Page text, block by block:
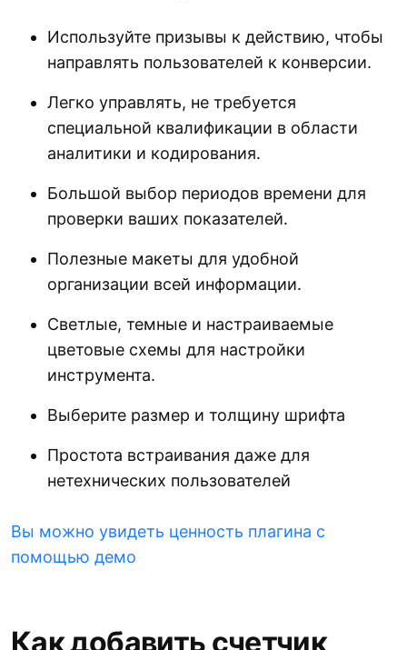
Используйте призывы к действию, чтобы
направлять пользователей к конверсии.
Легко управлять, не требуется
специальной квалификации в области
аналитики и кодирования.
Большой выбор периодов времени для
проверки ваших показателей.
Полезные макеты для удобной
организации всей информации.
Светлые, темные и настраиваемые
цветовые схемы для настройки
инструмента.
Выберите размер и толщину шрифта
Простота встраивания даже для
нетехнических пользователей
Вы можно увидеть ценность плагина с
помощью демо
Как добавить счетчик